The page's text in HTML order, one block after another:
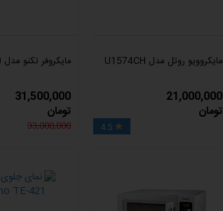
مایکروویو روتل مدل U1574CH
21,000,000
تومان

4.5
مایکروفر تکنو مدل Te‑420
31,500,000
تومان
33,000,000